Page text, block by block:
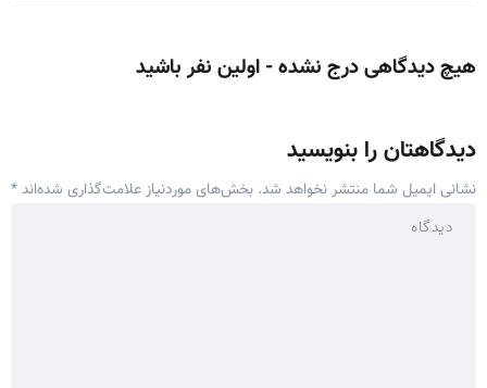
هیچ دیدگاهی درج نشده - اولین نفر باشید
دیدگاهتان را بنویسید
نشانی ایمیل شما منتشر نخواهد شد. بخش‌های موردنیاز علامت‌گذاری شده‌اند*